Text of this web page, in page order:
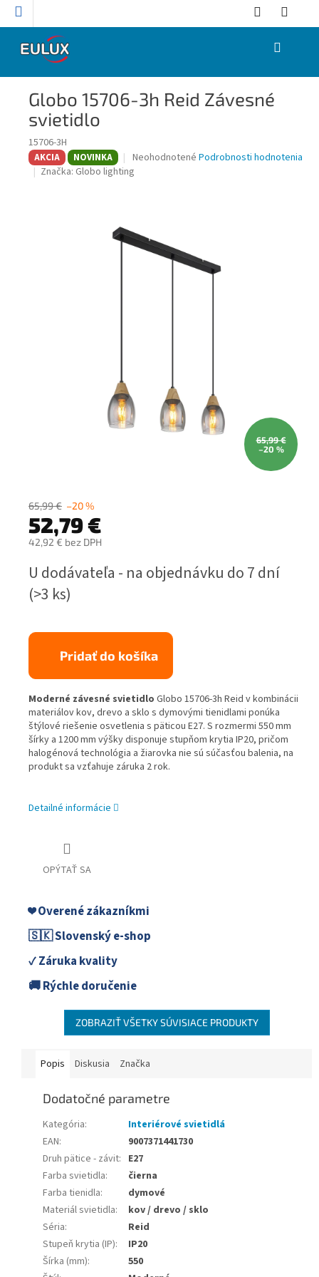
Prejsť
NÁKUPNÝ
Globo 15706-3h Reid Závesné
svietidlo
15706-3H
AKCIA NOVINKA
Priemerné
hodnotenie
5
hviezdičiek.
Neohodnotené Podrobnosti hodnotenia
Značka: Globo lighting
65,99 €
–20 %
65,99 € –20 %
52,79 €
42,92 € bez DPH
cena:
U dodávateľa - na objednávku do 7 dní
(>3 ks)
Pridať do košíka
Moderné závesné svietidlo Globo 15706-3h Reid v kombinácii
materiálov kov, drevo a sklo s dymovými tienidlami ponúka
štýlové riešenie osvetlenia s päticou E27. S rozmermi 550 mm
šírky a 1200 mm výšky disponuje stupňom krytia IP20, pričom
halogénová technológia a žiarovka nie sú súčasťou balenia, na
produkt sa vzťahuje záruka 2 rok.
Detailné informácie
OPÝTAŤ SA
❤️ Overené zákazníkmi
🇸🇰 Slovenský e-shop
✓ Záruka kvality
🚚 Rýchle doručenie
ZOBRAZIŤ VŠETKY SÚVISIACE PRODUKTY
Popis Diskusia Značka
Dodatočné parametre
Kategória:
Interiérové svietidlá
EAN:
9007371441730
Druh pätice - závit: E27
Farba svietidla:
čierna
Farba tienidla:
dymové
Materiál svietidla:
kov / drevo / sklo
Séria:
Reid
Stupeň krytia (IP):
IP20
Šírka (mm):
550